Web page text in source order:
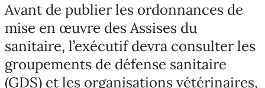
Avant de publier les ordonnances de
mise en œuvre des Assises du
sanitaire, l’exécutif devra consulter les
groupements de défense sanitaire
(GDS) et les organisations vétérinaires,